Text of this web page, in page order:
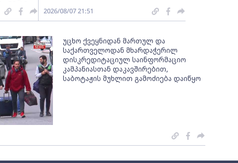
2026/08/07 21:51
უცხო ქვეყნიდან მართულ და
საქართველოდან მხარდაჭერილ
დისკრედიტაციულ საინფორმაციო
კამპანიასთან დაკავშირებით,
საბოტაჟის მუხლით გამოძიება დაიწყო